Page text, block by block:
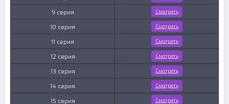
9 серия Смотреть
10 серия Смотреть
11 серия Смотреть
12 серия Смотреть
13 серия Смотреть
14 серия Смотреть
15 серия Смотреть